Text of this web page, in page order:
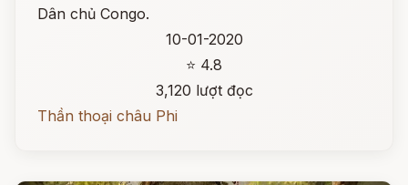
Dân chủ Congo.
10-01-2020
⭐ 4.8
3,120 lượt đọc
Thần thoại châu Phi